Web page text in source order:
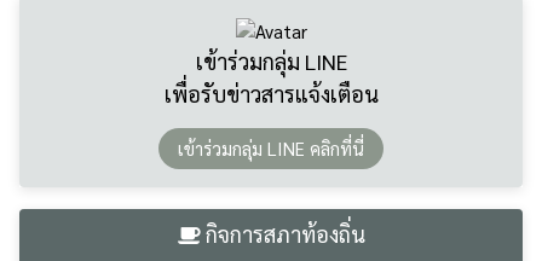
เข้าร่วมกลุ่ม LINE คลิกที่นี่
กิจการสภาท้องถิ่น
ประกาศสภา อบต.